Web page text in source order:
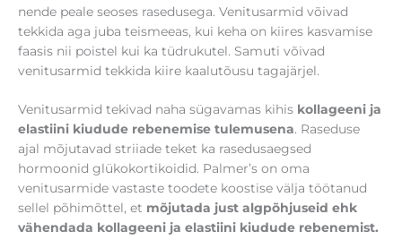
nende peale seoses rasedusega. Venitusarmid võivad
tekkida aga juba teismeeas, kui keha on kiires kasvamise
faasis nii poistel kui ka tüdrukutel. Samuti võivad
venitusarmid tekkida kiire kaalutõusu tagajärjel.
Venitusarmid tekivad naha sügavamas kihis kollageeni ja
elastiini kiudude rebenemise tulemusena. Raseduse
ajal mõjutavad striiade teket ka rasedusaegsed
hormoonid glükokortikoidid. Palmer’s on oma
venitusarmide vastaste toodete koostise välja töötanud
sellel põhimõttel, et mõjutada just algpõhjuseid ehk
vähendada kollageeni ja elastiini kiudude rebenemist.